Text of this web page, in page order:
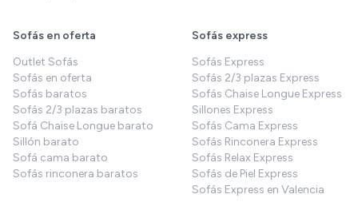
Sofás en oferta
Outlet Sofás
Sofás en oferta
Sofás baratos
Sofás 2/3 plazas baratos
Sofá Chaise Longue barato
Sillón barato
Sofá cama barato
Sofás rinconera baratos
Sofás express
Sofás Express
Sofás 2/3 plazas Express
Sofás Chaise Longue Express
Sillones Express
Sofás Cama Express
Sofás Rinconera Express
Sofás Relax Express
Sofás de Piel Express
Sofás Express en Valencia